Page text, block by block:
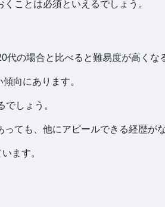
ことは必須といえるでしょう。
の場合と比べると難易度が高くな
向にあります。
しょう。
ても、他にアピールできる経歴が
ます。